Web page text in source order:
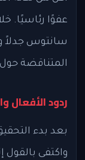
عفوًا رئاسيًا.
سانتوس جدلاً
المتناقضة
ردود الأفعال
بعد بدء
واكتفى بالقول